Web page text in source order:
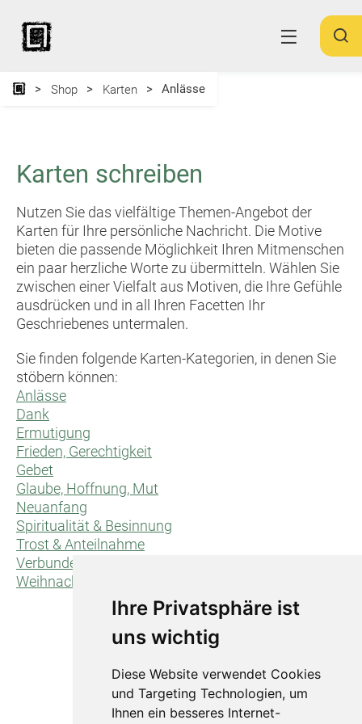
Ihre Privatsphäre ist
uns wichtig
Diese Website verwendet Cookies
und Targeting Technologien, um
Ihnen ein besseres Internet-
Shop Karten Anlässe
Karten schreiben
Nutzen Sie das vielfältige Themen-Angebot der
Karten für Ihre persönliche Nachricht. Die Motive
bieten die passende Möglichkeit Ihren Mitmenschen
ein paar herzliche Worte zu übermitteln. Wählen Sie
zwischen einer Vielfalt aus Motiven, die Ihre Gefühle
ausdrücken und in all Ihren Facetten Ihr
Geschriebenes untermalen.
Sie finden folgende Karten-Kategorien, in denen Sie
stöbern können:
Anlässe
Dank
Ermutigung
Frieden, Gerechtigkeit
Gebet
Glaube, Hoffnung, Mut
Neuanfang
Spiritualität & Besinnung
Trost & Anteilnahme
Verbundenheit/für dich/für uns
Weihnachten